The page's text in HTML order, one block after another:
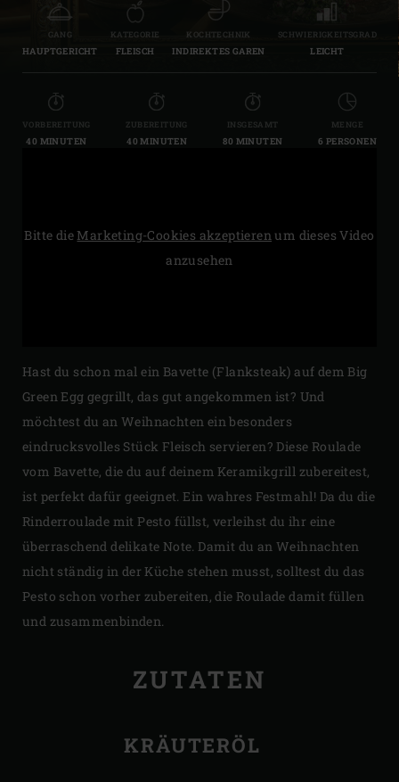
GANG
HAUPTGERICHT
KATEGORIE
FLEISCH
KOCHTECHNIK
INDIREKTES GAREN
SCHWIERIGKEITSGRAD
LEICHT
VORBEREITUNG
40 MINUTEN
ZUBEREITUNG
40 MINUTEN
INSGESAMT
80 MINUTEN
MENGE
6 PERSONEN
Bitte die Marketing-Cookies akzeptieren um dieses Video
anzusehen
Hast du schon mal ein Bavette (Flanksteak) auf dem Big
Green Egg gegrillt, das gut angekommen ist? Und
möchtest du an Weihnachten ein besonders
eindrucksvolles Stück Fleisch servieren? Diese Roulade
vom Bavette, die du auf deinem Keramikgrill zubereitest,
ist perfekt dafür geeignet. Ein wahres Festmahl! Da du die
Rinderroulade mit Pesto füllst, verleihst du ihr eine
überraschend delikate Note. Damit du an Weihnachten
nicht ständig in der Küche stehen musst, solltest du das
Pesto schon vorher zubereiten, die Roulade damit füllen
und zusammenbinden.
ZUTATEN
KRÄUTERÖL